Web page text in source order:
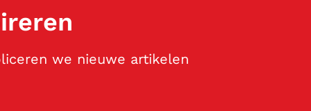
we nieuwe artikelen